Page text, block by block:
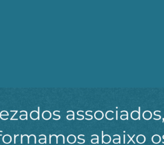
havido mobilizações de massa
o impacto midiático pode ter
meses, sem perda de
foi uma vitória e tanto.
– uma vingança pessoal de
interessantes para setores da
eleito por milhares de
é qualquer um de nós”. A
para Carla Zambelli (PL-SP)